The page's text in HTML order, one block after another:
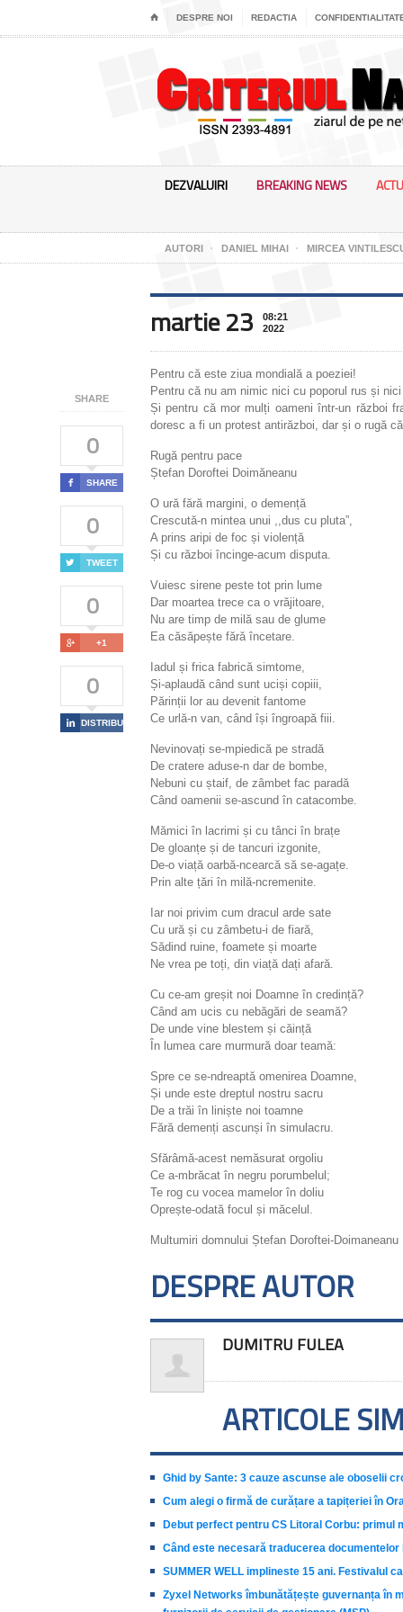
⌂ DESPRE NOI REDACTIA
DEZVALUIRI BREAKING NEWS
AUTORI DANIEL MIHAI MIRCEA
SHARE
0
 SHARE
0
 TWEET
0
 +1
0
 DISTRIBUIE
martie 23
08:21
2022
Pentru că este ziua mondială a poeziei!
Pentru că nu am nimic nici cu poporul rus și
Și pentru că mor mulți oameni într-un război
doresc a fi un protest antirăzboi, dar și o rugă
Rugă pentru pace
Ștefan Doroftei Doimăneanu
O ură fără margini, o demență
Crescută-n mintea unui ,,dus cu pluta”,
A prins aripi de foc și violență
Și cu război încinge-acum disputa.
Vuiesc sirene peste tot prin lume
Dar moartea trece ca o vrăjitoare,
Nu are timp de milă sau de glume
Ea căsăpește fără încetare.
Iadul și frica fabrică simtome,
Și-aplaudă când sunt uciși copiii,
Părinții lor au devenit fantome
Ce urlă-n van, când își îngroapă fiii.
Nevinovați se-mpiedică pe stradă
De cratere aduse-n dar de bombe,
Nebuni cu ștaif, de zâmbet fac paradă
Când oamenii se-ascund în catacombe.
Mămici în lacrimi și cu tânci în brațe
De gloanțe și de tancuri izgonite,
De-o viață oarbă-ncearcă să se-agațe.
Prin alte țări în milă-ncremenite.
Iar noi privim cum dracul arde sate
Cu ură și cu zâmbetu-i de fiară,
Sădind ruine, foamete și moarte
Ne vrea pe toți, din viață dați afară.
Cu ce-am greșit noi Doamne în credință?
Când am ucis cu nebăgări de seamă?
De unde vine blestem și căință
În lumea care murmură doar teamă:
Spre ce se-ndreaptă omenirea Doamne,
Și unde este dreptul nostru sacru
De a trăi în liniște noi toamne
Fără demenți ascunși în simulacru.
Sfărâmă-acest nemăsurat orgoliu
Ce a-mbrăcat în negru porumbelul;
Te rog cu vocea mamelor în doliu
Oprește-odată focul și măcelul.
Multumiri domnului Ștefan Doroftei-Doimaneanu
DESPRE AUTOR
DUMITRU FULEA
ARTICOLE
Ghid by Sante: 3 cauze ascunse ale oboselii
Cum alegi o firmă de curățare a tapițeriei în
Debut perfect pentru CS Litoral Corbu:
Când este necesară traducerea
SUMMER WELL implineste 15 ani. Festivalul
Zyxel Networks îmbunătățește guvernanța în